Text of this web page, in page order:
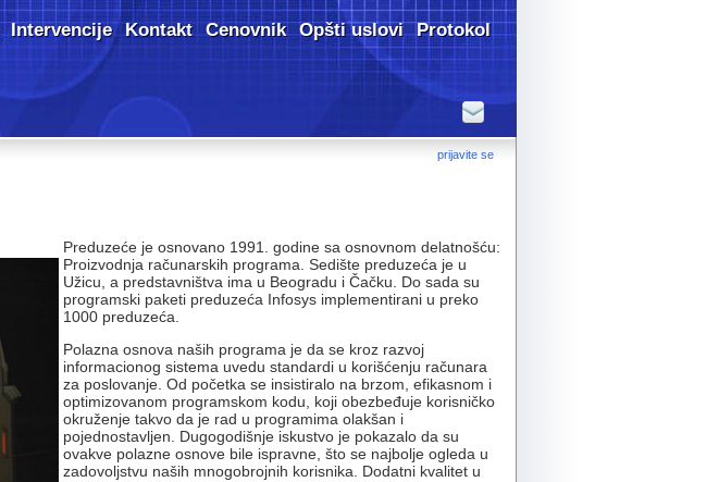
Intervencije Kontakt Cenovnik Opšti uslovi Protokol
prijavite se
Preduzeće je osnovano 1991. godine sa osnovnom delatnošću:
Proizvodnja računarskih programa. Sedište preduzeća je u
Užicu, a predstavništva ima u Beogradu i Čačku. Do sada su
programski paketi preduzeća Infosys implementirani u preko
1000 preduzeća.
Polazna osnova naših programa je da se kroz razvoj
informacionog sistema uvedu standardi u korišćenju računara
za poslovanje. Od početka se insistiralo na brzom, efikasnom i
optimizovanom programskom kodu, koji obezbeđuje korisničko
okruženje takvo da je rad u programima olakšan i
pojednostavljen. Dugogodišnje iskustvo je pokazalo da su
ovakve polazne osnove bile ispravne, što se najbolje ogleda u
zadovoljstvu naših mnogobrojnih korisnika. Dodatni kvalitet u